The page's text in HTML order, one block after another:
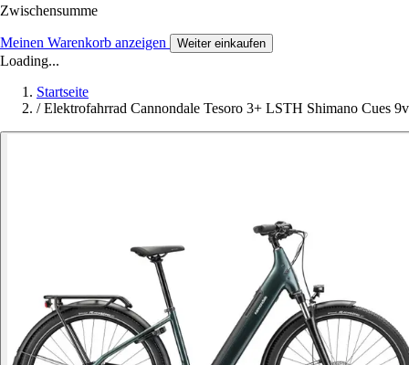
Zwischensumme
Meinen Warenkorb anzeigen Weiter einkaufen
Loading...
Startseite
/ Elektrofahrrad Cannondale Tesoro 3+ LSTH Shimano Cues 9v